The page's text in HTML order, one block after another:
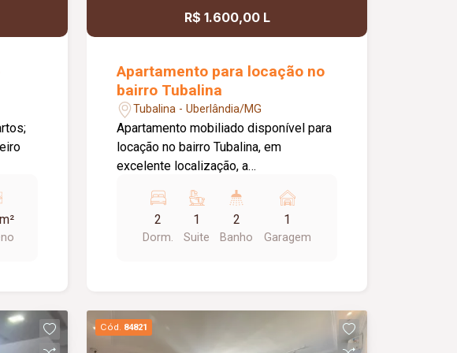
R$ 1.600,00 L
Apartamento para locação no
bairro Tubalina
Tubalina - Uberlândia/MG
Apartamento mobiliado disponível para
locação no bairro Tubalina, em
excelente localização, a
Avenida Getúlio Vargas. O imóvel conta
com portão e porteiro eletrônicos,
fechadura eletrônica, 01 vaga de
reclinável de 02 lugares, mesa de jantar
em vidro com 04 cadeiras, rack e TV,
2
Dorm.
1
Suite
2
Banho
1
Garagem
Cód. 84821